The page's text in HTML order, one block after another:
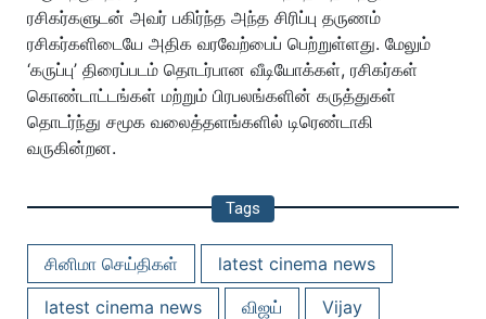
ரசிகர்களுடன் அவர் பகிர்ந்த அந்த சிரிப்பு தருணம்
ரசிகர்களிடையே அதிக வரவேற்பைப் பெற்றுள்ளது. மேலும்
‘கருப்பு’ திரைப்படம் தொடர்பான வீடியோக்கள், ரசிகர்கள்
கொண்டாட்டங்கள் மற்றும் பிரபலங்களின் கருத்துகள்
தொடர்ந்து சமூக வலைத்தளங்களில் டிரெண்டாகி
வருகின்றன.
Tags
சினிமா செய்திகள்
latest cinema news
latest cinema news
விஜய்
Vijay